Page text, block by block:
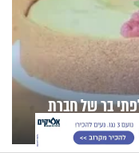
בר של חברת